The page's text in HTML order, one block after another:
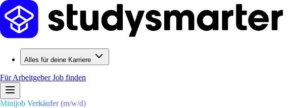
Alles für deine Karriere
Für ArbeitgeberJob finden
Minijob Verkäufer (m/w/d)